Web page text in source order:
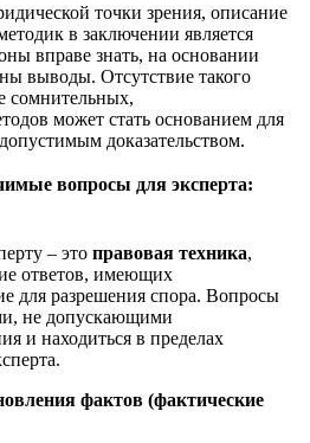
точки зрения, описание
в заключении является
вправе знать, на основании
выводы. Отсутствие такого
сомнительных,
может стать основанием для
доказательством.
вопросы для эксперта:
– это правовая техника,
ответов, имеющих
для разрешения спора. Вопросы
не допускающими
и находиться в пределах
фактов (фактические